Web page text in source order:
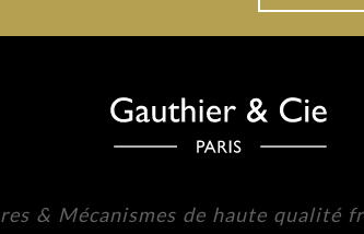
& Mécanismes de haute qualité